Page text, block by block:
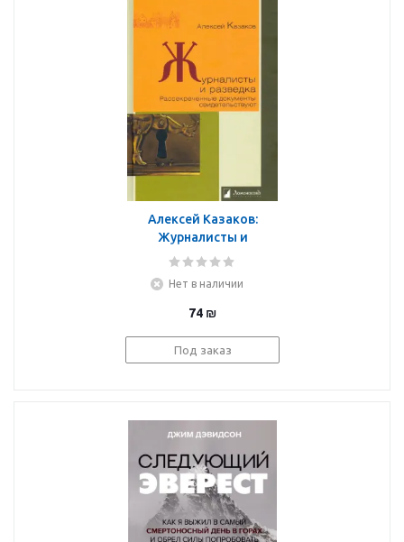
Алексей Казаков:
Журналисты и
разведка.
документы
свидетельствуют
Нет в наличии
74 ₪
Под заказ